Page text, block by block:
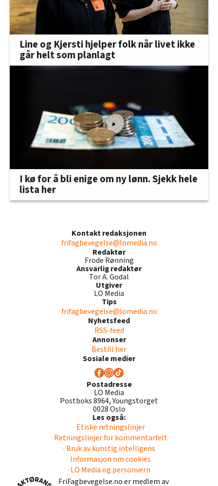
Line og Kjersti hjelper folk når livet ikke
går helt som planlagt
I kø for å bli enige om ny lønn. Sjekk hele
lista her
Kontakt redaksjonen
frifagbevegelse@lomedia.no
Redaktør
Frode Rønning
Ansvarlig redaktør
Tor A. Godal
Utgiver
LO Media
Tips
frifagbevegelse@lomedia.no
Nyhetsfeed
RSS-feed
Annonser
Bestill her
Sosiale medier
Postadresse
LO Media
Postboks 8964, Youngstorget
0028 Oslo
Les også:
· Etiske retningslinjer
· Retningslinjer for kommentarfelt
· Bruk av kunstig intelligens
· Informasjon om cookies
· LO Media og personvern
FriFagbevegelse.no er medlem av